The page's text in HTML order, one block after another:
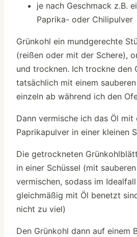
je nach Geschmack z.B.
Paprika- oder Chilipulver
Grünkohl ein mundgerechte
(reißen oder mit der Schere),
und trocknen. Ich trockne den
tatsächlich mit einem
einzeln ab während ich den
Dann vermische ich das Öl mit
Paprikapulver in einer kleinen
Die getrockneten
in einer Schüssel (mit
vermischen, sodass im
gleichmäßig mit Öl benetzt
nicht zu viel)
Den Grünkohl dann auf einem